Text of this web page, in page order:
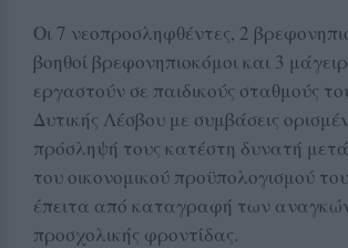
Οι 7 νεοπροσληφθέντες, 2
βοηθοί βρεφονηπιοκόμοι και 3
εργαστούν σε παιδικούς σταθμούς
Δυτικής Λέσβου με συμβάσεις
πρόσληψή τους κατέστη δυνατή
του οικονομικού προϋπολογισμού
έπειτα από καταγραφή των αναγκών
προσχολικής φροντίδας.